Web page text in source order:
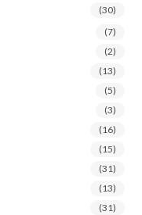
(30)
(7)
(2)
(13)
(5)
(3)
(16)
(15)
(31)
(13)
(31)